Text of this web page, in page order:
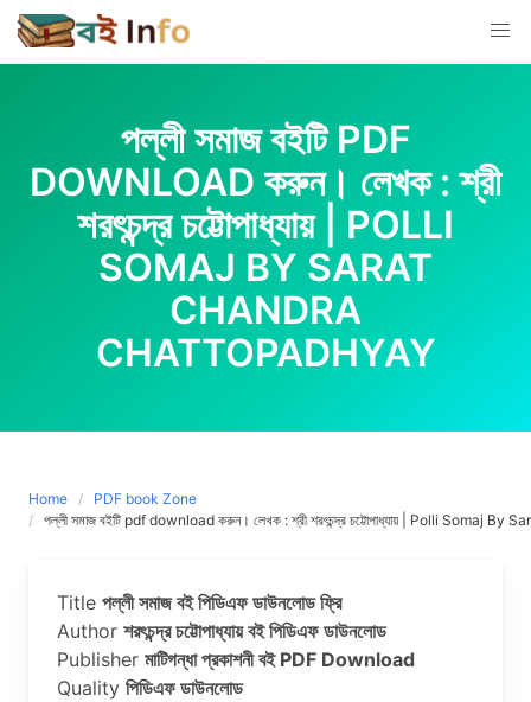
Skip
to
content
পল্লী সমাজ বইটি PDF
DOWNLOAD করুন। লেখক : শ্রী
শরৎচন্দ্র চট্টোপাধ্যায় | POLLI
SOMAJ BY SARAT
CHANDRA
CHATTOPADHYAY
Home
PDF book Zone
পল্লী সমাজ বইটি pdf download করুন। লেখক : শ্রী শরৎচন্দ্র চট্টোপাধ্যায় | Polli Somaj
Title পল্লী সমাজ বই পিডিএফ ডাউনলোড ফ্রি
Author শরৎচন্দ্র চট্টোপাধ্যায় বই পিডিএফ ডাউনলোড
Publisher মাটিগন্ধা প্রকাশনী বই PDF Download
Quality পিডিএফ ডাউনলোড